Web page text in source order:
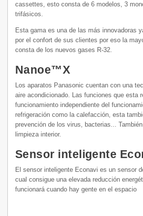
cassettes, esto consta de 6 modelos, 3
trifásicos.
Esta gama es una de las más innovadoras
por el confort de sus clientes por eso la
consta de los nuevos gases R-32.
Nanoe™X
Los aparatos Panasonic cuentan con una
aire acondicionado. Las funciones que esta
funcionamiento independiente del
refrigeración como la calefacción, esta
prevención de los virus, bacterias...
limpieza interior.
Sensor inteligente
El sensor inteligente Econavi es un sensor
cual consigue una elevada reducción
funcionará cuando hay gente en el espacio